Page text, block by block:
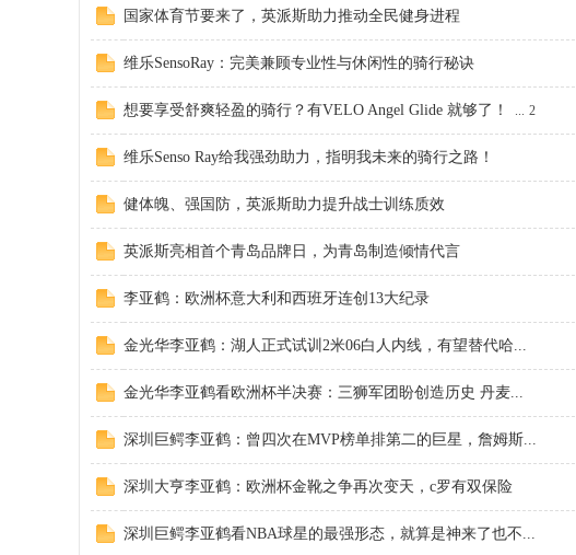
丨
国家体育节要来了，英派斯助力推动全民健身进程
维乐SensoRay：完美兼顾专业性与休闲性的骑行秘诀
想要享受舒爽轻盈的骑行？有VELO Angel Glide 就够了！ ... 2
维乐Senso Ray给我强劲助力，指明我未来的骑行之路！
健体魄、强国防，英派斯助力提升战士训练质效
英派斯亮相首个青岛品牌日，为青岛制造倾情代言
李亚鹤：欧洲杯意大利和西班牙连创13大纪录
金光华李亚鹤：湖人正式试训2米06白人内线，有望替代哈...
金光华李亚鹤看欧洲杯半决赛：三狮军团盼创造历史 丹麦...
深圳巨鳄李亚鹤：曾四次在MVP榜单排第二的巨星，詹姆斯...
深圳大亨李亚鹤：欧洲杯金靴之争再次变天，c罗有双保险
深圳巨鳄李亚鹤看NBA球星的最强形态，就算是神来了也不...